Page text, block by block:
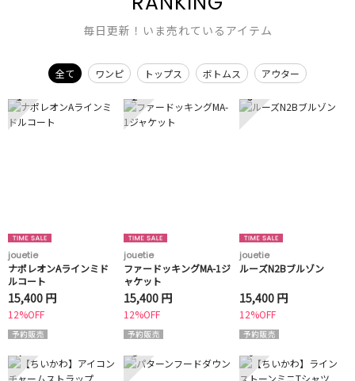
毎日更新！いま売れているアイテム
全て ワンピ トップス ボトムス アウター
1
jouetie
ナポレオンAラインミド
ルコート
15,400 円
12%OFF
2
jouetie
ファードッキングMA-1ジ
ャケット
15,400 円
12%OFF
3
jouetie
ルーズN2Bブルゾン
15,400 円
12%OFF
4 5 6